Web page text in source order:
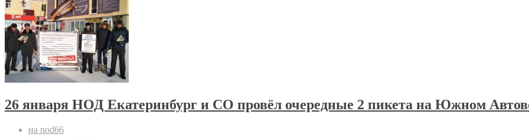
26 января НОД Екатеринбург и СО провёл очередные 2 пикета на Южном
на nod66